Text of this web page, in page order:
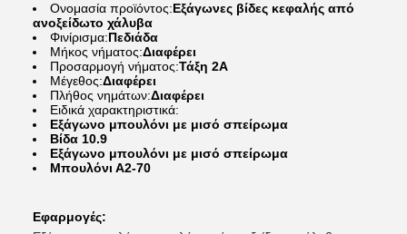
Ονομασία προϊόντος:Εξάγωνες βίδες κεφαλής από
ανοξείδωτο χάλυβα
Φινίρισμα:Πεδιάδα
Μήκος νήματος:Διαφέρει
Προσαρμογή νήματος:Τάξη 2Α
Μέγεθος:Διαφέρει
Πλήθος νημάτων:Διαφέρει
Ειδικά χαρακτηριστικά:
Εξάγωνο μπουλόνι με μισό σπείρωμα
Βίδα 10.9
Εξάγωνο μπουλόνι με μισό σπείρωμα
Μπουλόνι Α2-70
Εφαρμογές: